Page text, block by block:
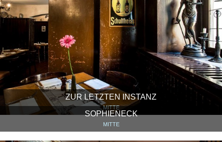
ZUR LETZTEN INSTANZ
MITTE
SOPHIENECK
MITTE